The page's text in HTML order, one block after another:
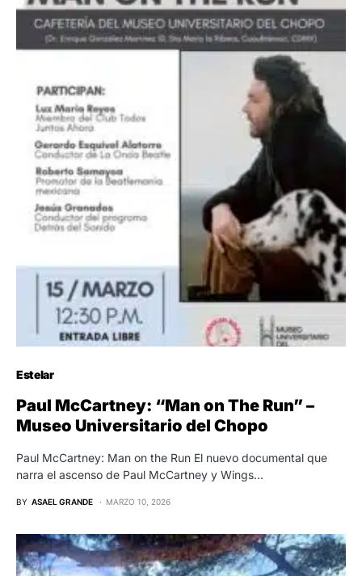
Estelar
Paul McCartney: “Man on The Run” –
Museo Universitario del Chopo
Paul McCartney: Man on the Run El nuevo documental que
narra el ascenso de Paul McCartney y Wings…
BY ASAEL GRANDE MARZO 10, 2026